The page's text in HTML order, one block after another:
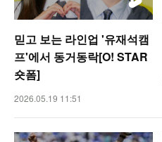
믿고 보는 라인업 '유재석캠
프'에서 동거동락[O! STAR
숏폼]
2026.05.19 11:51